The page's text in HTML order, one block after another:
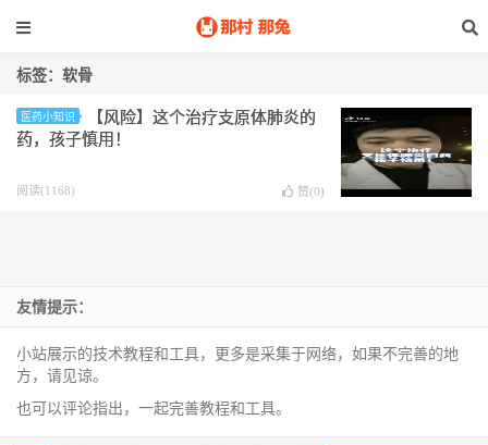
标签：软骨
医药小知识
【风险】这个治疗支原体肺炎的
药，孩子慎用！
阅读(1168) 赞(0)
友情提示：
小站展示的技术教程和工具，更多是采集于网络，如果不完善的地
方，请见谅。
也可以评论指出，一起完善教程和工具。